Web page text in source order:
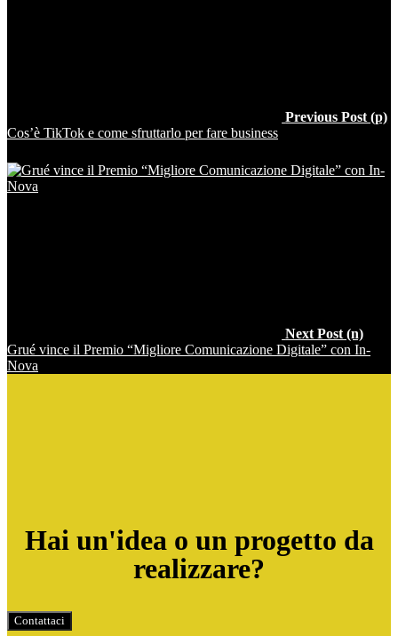
Previous Post (p)
Cos’è TikTok e come sfruttarlo per fare business
Next Post (n)
Grué vince il Premio “Migliore Comunicazione Digitale” con In-
Nova
Hai un'idea o un progetto da
realizzare?
Contattaci